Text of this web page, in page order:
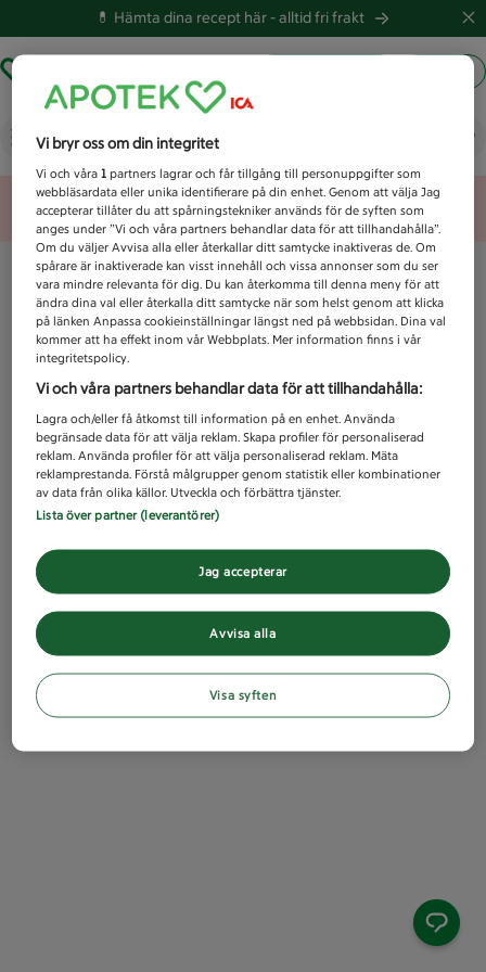
💊 Hämta dina recept här -alltid fri frakt
Vad letar du efter idag?
Unknown error
Vi bryr oss om din integritet
Vi och våra1 partners lagrar och får tillgång till personuppgifter som
webbläsardata eller unika identifierare på din enhet. Genom att välja Jag
accepterar tillåter du att spårningstekniker används för de syften som
anges under ”Vi och våra partners behandlar data för att tillhandahålla”.
Om du väljer Avvisa alla eller återkallar ditt samtycke inaktiveras de. Om
spårare är inaktiverade kan visst innehåll och vissa annonser som du ser
vara mindre relevanta för dig. Du kan återkomma till denna meny för att
ändra dina val eller återkalla ditt samtycke när som helst genom att klicka
på länken Anpassa cookieinställningar längst ned på webbsidan. Dina val
kommer att ha effekt inom vår Webbplats. Mer information finns i vår
integritetspolicy.
Vi och våra partners behandlar data för att tillhandahålla:
Lagra och/eller få åtkomst till information på en enhet. Använda
begränsade data för att välja reklam. Skapa profiler för personaliserad
reklam. Använda profiler för att välja personaliserad reklam. Mäta
reklamprestanda. Förstå målgrupper genom statistik eller kombinationer
av data från olika källor. Utveckla och förbättra tjänster.
Lista över partner (leverantörer)
Avvisa alla
Jag accepterar
Visa syften